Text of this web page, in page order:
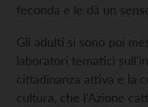
feconda e le dà un
Gli adulti si sono poi
laboratori tematici
cittadinanza attiva e la
cultura, che l'Azione